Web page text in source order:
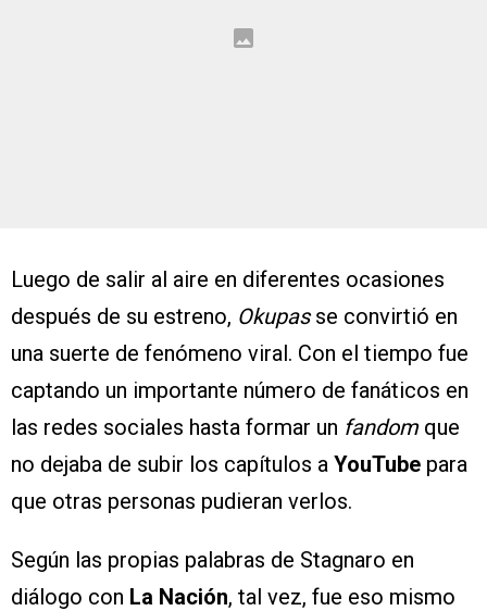
Luego de salir al aire en diferentes ocasiones
después de su estreno, Okupasse convirtió en
una suerte de fenómeno viral. Con el tiempo fue
captando un importante número de fanáticos en
las redes sociales hasta formar un fandom que
no dejaba de subir los capítulos a YouTube para
que otras personas pudieran verlos.
Según las propias palabras de Stagnaro en
diálogo con La Nación, tal vez, fue eso mismo